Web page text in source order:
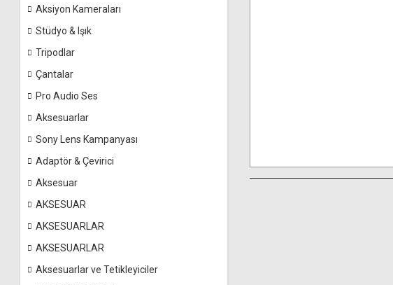
Aksiyon Kameraları
Stüdyo & Işık
Tripodlar
Çantalar
Pro Audio Ses
Aksesuarlar
Sony Lens Kampanyası
Adaptör & Çevirici
Aksesuar
AKSESUAR
AKSESUARLAR
AKSESUARLAR
Aksesuarlar ve Tetikleyiciler